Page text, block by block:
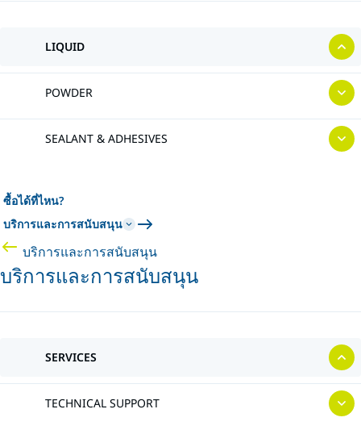
LIQUID
POWDER
SEALANT & ADHESIVES
ซื้อได้ที่ไหน?
บริการและการสนับสนุน
บริการและการสนับสนุน
บริการและการสนับสนุน
SERVICES
TECHNICAL SUPPORT